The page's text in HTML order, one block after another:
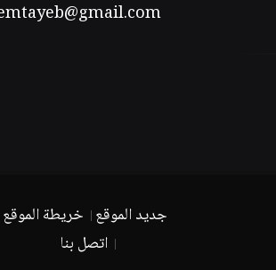
جديد الموقع خريطة الموقع
اتصل بنا